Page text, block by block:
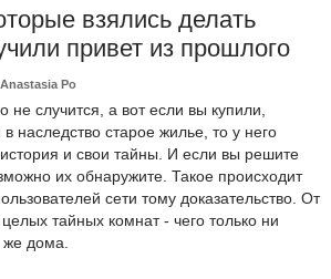
взялись делать
привет из прошлого
Anastasia Po
не случится, а вот если вы купили,
наследство старое жилье, то у него
и свои тайны. И если вы решите
их обнаружите. Такое происходит
сети тому доказательство. От
тайных комнат - чего только ни
дома.